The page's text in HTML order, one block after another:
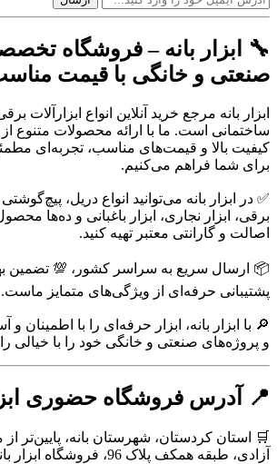
🔧 ابزار بانه – فروشگاه
صنعتی و خانگی با قیمت
ابزار بانه مرجع خرید آنلاین انواع ابزارآلات
ساختمانی است. ما با ارائه محصولات متنوع از
کیفیت بالا و قیمت‌های مناسب، تجربه‌ای مطمئن
برای شما فراهم می‌کنیم.
✅ در ابزار بانه می‌توانید انواع دریل،
برقی، ابزار نجاری، ابزار باغبانی و ده‌ها
اصالت و گارانتی معتبر تهیه کنید.
📦 ارسال سریع به سراسر کشور، 💯 تضمین
پشتیبانی حرفه‌ای از ویژگی‌های متمایز ماست.
🔎 با ابزار بانه، ابزار حرفه‌ای را با اطمینان
و پروژه‌های صنعتی و خانگی خود را با خیالی
📍 آدرس فروشگاه حضوری
🛒 استان کردستان، شهرستان بانه، پایین‌تر از
آزادی، طبقه همکف پلاک 96، فروشگاه ابزار بانه